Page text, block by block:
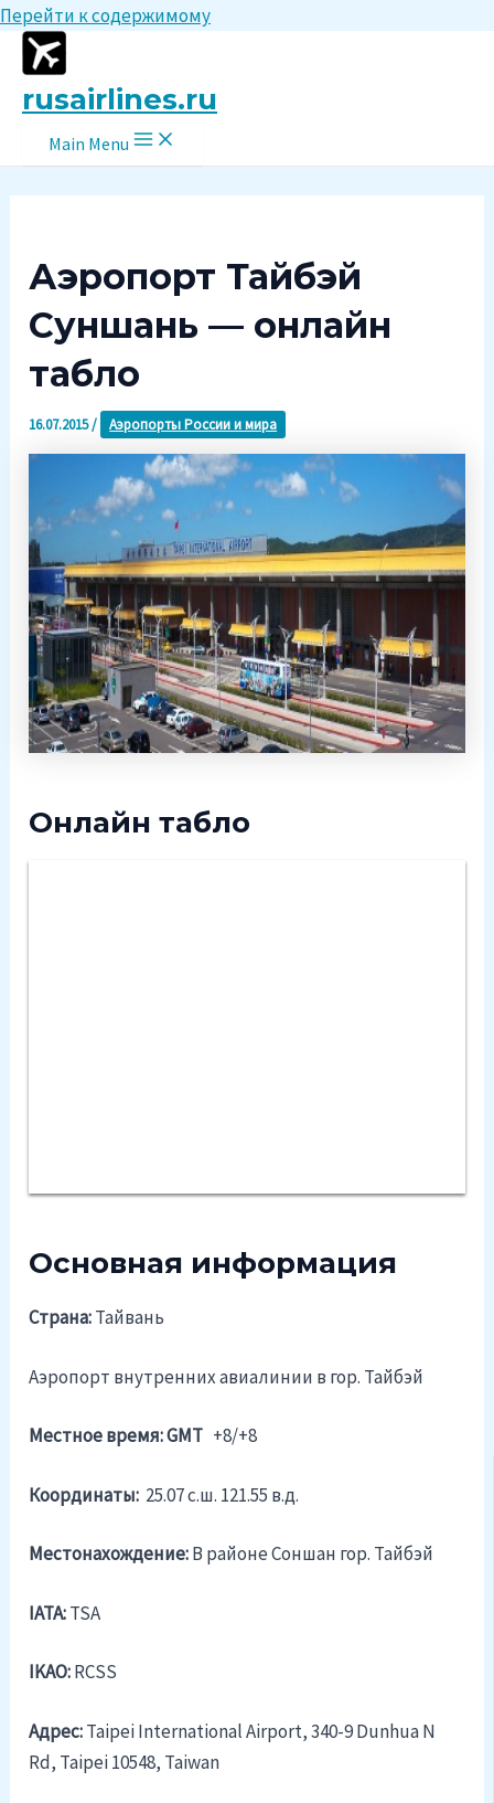
Перейти к содержимому
rusairlines.ru
Main Menu
Аэропорт Тайбэй
Суншань — онлайн
табло
16.07.2015/ Аэропорты России и мира
Онлайн табло
Основная информация
Страна:Тайвань
Аэропорт внутренних авиалинии в гор. Тайбэй
Местное время: GMT +8/+8
Координаты: 25.07 c.ш. 121.55 в.д.
Местонахождение:В районе Соншан гор. Тайбэй
IATA:TSA
IKAO:RCSS
Адрес:Taipei International Airport, 340-9 Dunhua N
Rd, Taipei 10548, Taiwan